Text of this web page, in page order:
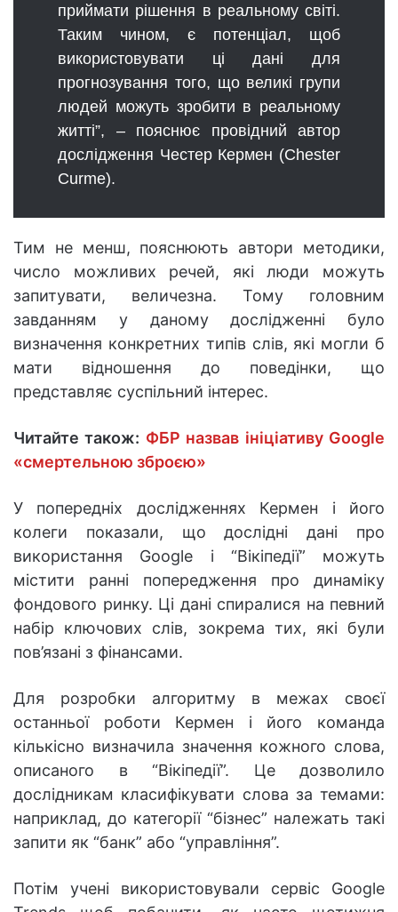
приймати рішення в реальному світі.
Таким чином, є потенціал, щоб
використовувати ці дані для
прогнозування того, що великі групи
людей можуть зробити в реальному
житті”, – пояснює провідний автор
дослідження Честер Кермен (Chester
Curme).
Тим не менш, пояснюють автори методики,
число можливих речей, які люди можуть
запитувати, величезна. Тому головним
завданням у даному дослідженні було
визначення конкретних типів слів, які могли б
мати відношення до поведінки, що
представляє суспільний інтерес.
Читайте також: ФБР назвав ініціативу Google
«смертельною зброєю»
У попередніх дослідженнях Кермен і його
колеги показали, що дослідні дані про
використання Google і “Вікіпедії” можуть
містити ранні попередження про динаміку
фондового ринку. Ці дані спиралися на певний
набір ключових слів, зокрема тих, які були
пов’язані з фінансами.
Для розробки алгоритму в межах своєї
останньої роботи Кермен і його команда
кількісно визначила значення кожного слова,
описаного в “Вікіпедії”. Це дозволило
дослідникам класифікувати слова за темами:
наприклад, до категорії “бізнес” належать такі
запити як “банк” або “управління”.
Потім учені використовували сервіс Google